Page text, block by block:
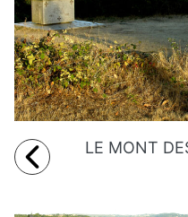
LE MONT